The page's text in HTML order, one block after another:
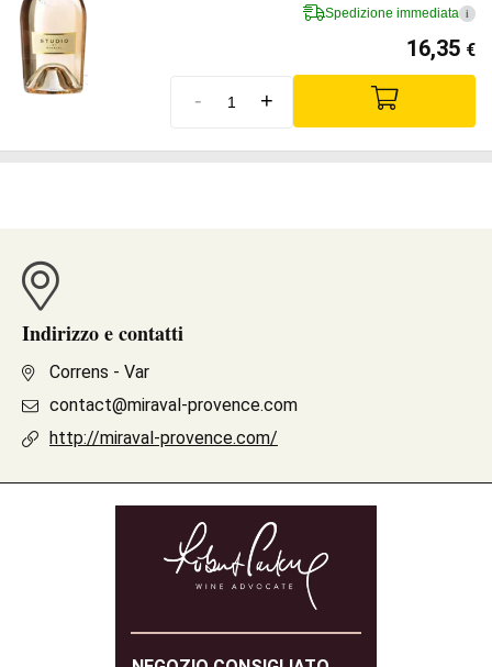
Spedizione immediata i
16,35 €
- +
Indirizzo e contatti
Correns - Var
contact@miraval-provence.com
http://miraval-provence.com/